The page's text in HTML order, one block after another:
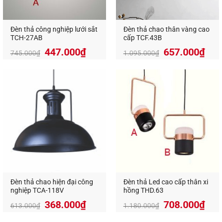
Đèn thả hiện đại sử dụng công nghệ LED hiện đại
cho chất lượng ánh sáng tốt, độ hoàn màu cao.
Màu sắc ánh sáng đa dạng, đẹp mắt. Tiết kiệm
điện năng. Những yếu tố đó tạo nên hiệu quả sử
dụng.
Mời các bạn khám phá những mẫu đèn thả độc
đáo của An An Decor nhé!
Đèn thả công nghiệp lưới sắt
TCH-27AB
745.000₫ 447.000₫
Đèn thả chao thân vàng cao
cấp TCF.43B
1.095.000₫ 657.000₫
Đèn thả chao hiện đại công
nghiệp TCA-118V
613.000₫ 368.000₫
Đèn thả Led cao cấp thân xi
hồng THD.63
1.180.000₫ 708.000₫